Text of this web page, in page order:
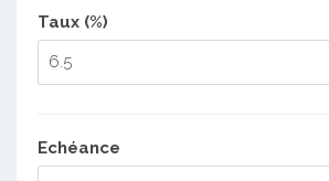
Taux (%)
Echéance